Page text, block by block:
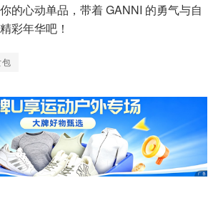
的心动单品，带着 GANNI 的勇气与自
彩年华吧！